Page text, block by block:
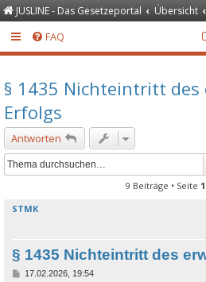
JUSLINE - Das Gesetzeportal Übersicht
FAQ
§ 1435 Nichteintritt
Erfolgs
Antworten
9 Beiträge • Seite 1
STMK
§ 1435 Nichteintritt des
B17.02.2026, 19:54